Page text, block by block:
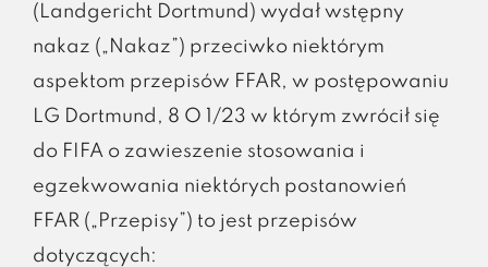
(Landgericht Dortmund) wydał wstępny
nakaz („Nakaz”) przeciwko niektórym
aspektom przepisów FFAR, w postępowaniu
LG Dortmund, 8 O 1/23 w którym zwrócił się
do FIFA o zawieszenie stosowania i
egzekwowania niektórych postanowień
FFAR („Przepisy”) to jest przepisów
dotyczących: